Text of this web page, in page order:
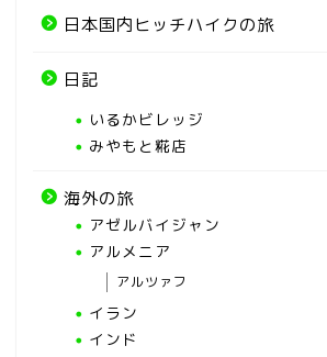
日本国内ヒッチハイクの旅
日記
いるかビレッジ
みやもと糀店
海外の旅
アゼルバイジャン
アルメニア
アルツァフ
イラン
インド